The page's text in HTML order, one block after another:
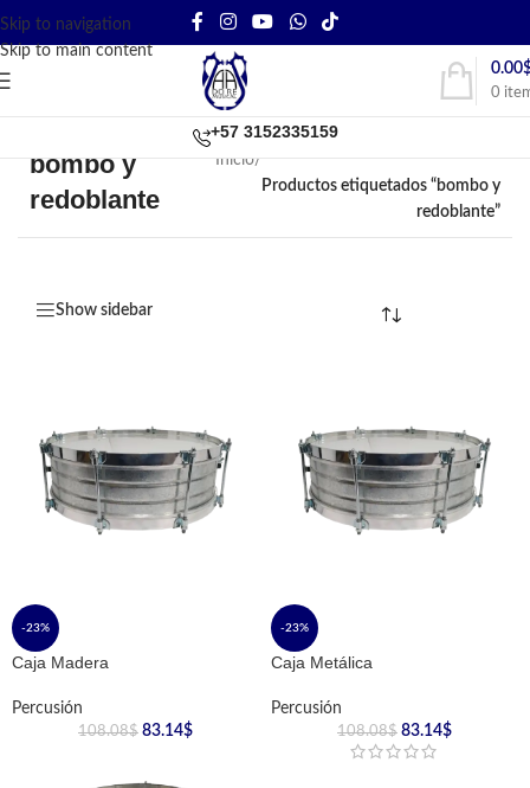
Skip to navigation
Skip to main content
0
0.00
+57 3152335159
bombo y
redoblante
Inicio/
Productos etiquetados “bombo y
redoblante”
Show sidebar
-23%
Caja Madera
Percusión
108.08$ 83.14$
-23%
Caja Metálica
Percusión
108.08$ 83.14$